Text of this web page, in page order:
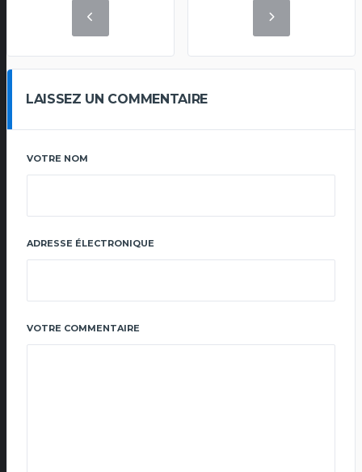
LAISSEZ UN COMMENTAIRE
VOTRE NOM
ADRESSE ÉLECTRONIQUE
VOTRE COMMENTAIRE